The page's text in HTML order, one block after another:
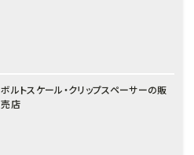
ボルトスケール・クリップスペーサーの販
売店